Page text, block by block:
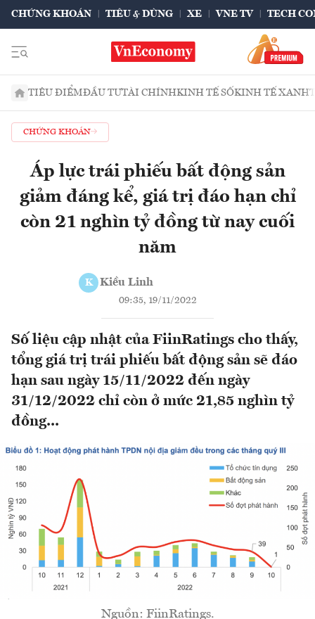
CHỨNG KHOÁN TIÊU & DÙNG XE VNE TV TECH
TIÊU ĐIỂMĐẦU TƯTÀI CHÍNHKINH TẾ SỐKINH TẾ XANH
CHỨNG KHOÁN
Áp lực trái phiếu bất động sản
giảm đáng kể, giá trị đáo hạn chỉ
còn 21 nghìn tỷ đồng từ nay cuối
năm
K Kiều Linh
09:35, 19/11/2022
Số liệu cập nhật của FiinRatings cho thấy,
tổng giá trị trái phiếu bất động sản sẽ đáo
hạn sau ngày 15/11/2022 đến ngày
31/12/2022 chỉ còn ở mức 21,85 nghìn tỷ
đồng...
Nguồn: FiinRatings.